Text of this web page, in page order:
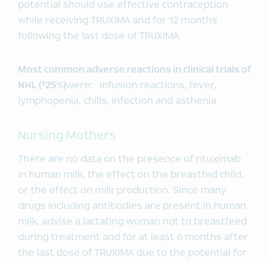
potential should use effective contraception
while receiving TRUXIMA and for 12 months
following the last dose of TRUXIMA.
Most common adverse reactions in clinical trials of
NHL (³25%)were: infusion reactions, fever,
lymphopenia, chills, infection and asthenia
Nursing Mothers
There are no data on the presence of rituximab
in human milk, the effect on the breastfed child,
or the effect on milk production. Since many
drugs including antibodies are present in human
milk, advise a lactating woman not to breastfeed
during treatment and for at least 6 months after
the last dose of TRUXIMA due to the potential for